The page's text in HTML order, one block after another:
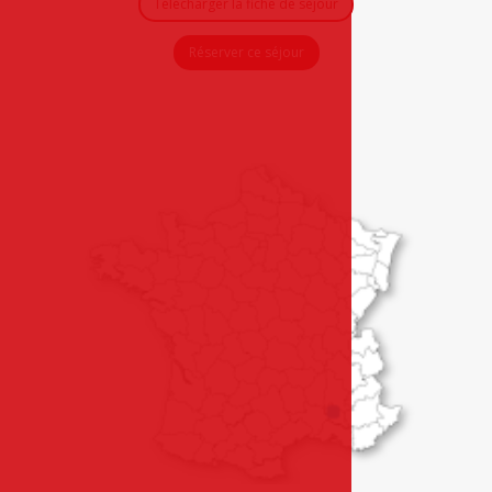
Télécharger la fiche de séjour
Réserver ce séjour